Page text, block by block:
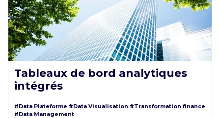
Tableaux de bord analytiques
intégrés
#Data Plateforme #Data Visualisation #Transformation finance
#Data Management